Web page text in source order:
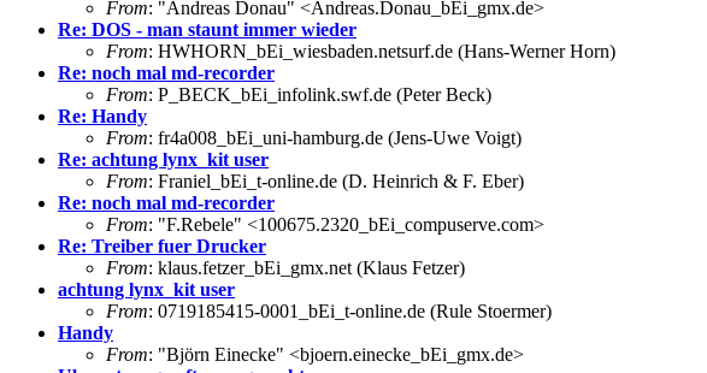
From: "Andreas Donau" <Andreas.Donau_bEi_gmx.de>
Re: DOS - man staunt immer wieder
From: HWHORN_bEi_wiesbaden.netsurf.de (Hans-Werner Horn)
Re: noch mal md-recorder
From: P_BECK_bEi_infolink.swf.de (Peter Beck)
Re: Handy
From: fr4a008_bEi_uni-hamburg.de (Jens-Uwe Voigt)
Re: achtung lynx_kit user
From: Franiel_bEi_t-online.de (D. Heinrich & F. Eber)
Re: noch mal md-recorder
From: "F.Rebele" <100675.2320_bEi_compuserve.com>
Re: Treiber fuer Drucker
From: klaus.fetzer_bEi_gmx.net (Klaus Fetzer)
achtung lynx_kit user
From: 0719185415-0001_bEi_t-online.de (Rule Stoermer)
Handy
From: "Björn Einecke" <bjoern.einecke_bEi_gmx.de>